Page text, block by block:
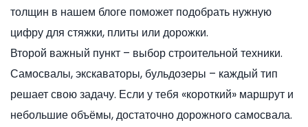
толщин в нашем блоге поможет подобрать нужную
цифру для стяжки, плиты или дорожки.
Второй важный пункт – выбор строительной техники.
Самосвалы, экскаваторы, бульдозеры – каждый тип
решает свою задачу. Если у тебя «короткий» маршрут и
небольшие объёмы, достаточно дорожного самосвала.